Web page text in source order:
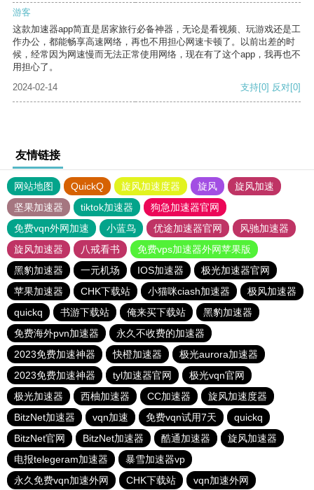
游客
这款加速器app简直是居家旅行必备神器，无论是看视频、玩游戏还是工
作办公，都能畅享高速网络，再也不用担心网速卡顿了。以前出差的时
候，经常因为网速慢而无法正常使用网络，现在有了这个app，我再也不
用担心了。
2024-02-14
支持[0] 反对[0]
友情链接
网站地图 QuickQ 旋风加速度器 旋风
旋风加速
坚果加速器
tiktok加速器
狗急加速器官网
免费vqn外网加速
小蓝鸟 优途加速器官网
风驰加速器
旋风加速器
八戒看书
免费vps加速器外网苹果版
黑豹加速器
一元机场 IOS加速器
极光加速器官网
苹果加速器
CHK下载站 小猫咪ciash加速器
极风加速器
quickq
书游下载站 俺来买下载站
黑豹加速器
免费海外pvn加速器
永久不收费的加速器
2023免费加速神器
快橙加速器
极光aurora加速器
2023免费加速神器
tyl加速器官网
极光vqn官网
极光加速器
西柚加速器 CC加速器
旋风加速度器
BitzNet加速器
vqn加速 免费vqn试用7天
quickq
BitzNet官网
BitzNet加速器 酷通加速器
旋风加速器
电报telegeram加速器
暴雪加速器vp
永久免费vqn加速外网
CHK下载站 vqn加速外网